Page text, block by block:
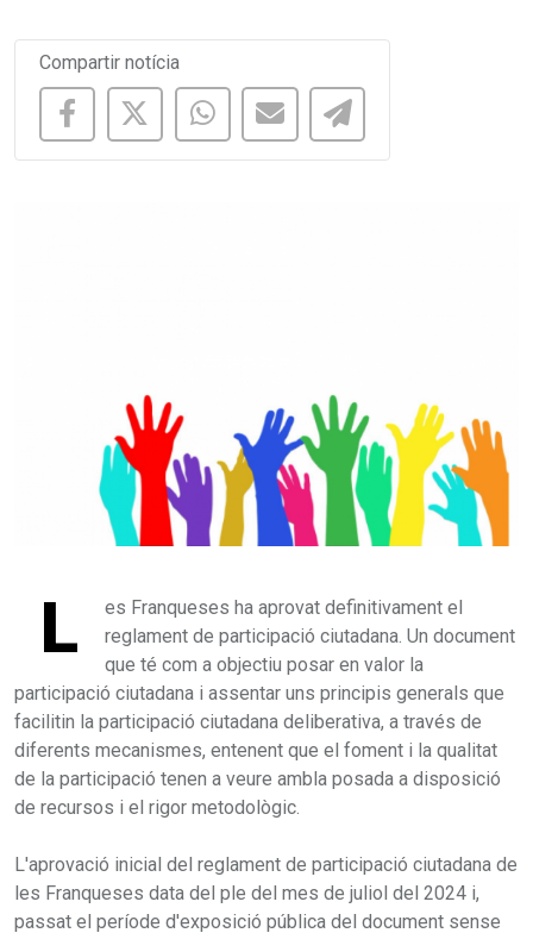
Compartir notícia
L
es Franqueses ha aprovat definitivament el
reglament de participació ciutadana. Un document
que té com a objectiu posar en valor la
participació ciutadana i assentar uns principis generals que
facilitin la participació ciutadana deliberativa, a través de
diferents mecanismes, entenent que el foment i la qualitat
de la participació tenen a veure ambla posada a disposició
de recursos i el rigor metodològic.
L'aprovació inicial del reglament de participació ciutadana de
les Franqueses data del ple del mes de juliol del 2024 i,
passat el període d'exposició pública del document sense